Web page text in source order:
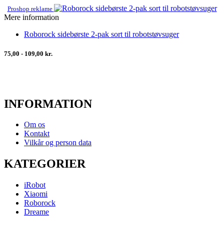
Proshop reklame
Mere information
Roborock sidebørste 2-pak sort til robotstøvsuger
75,00 - 109,00 kr.
INFORMATION
Om os
Kontakt
Vilkår og person data
KATEGORIER
iRobot
Xiaomi
Roborock
Dreame